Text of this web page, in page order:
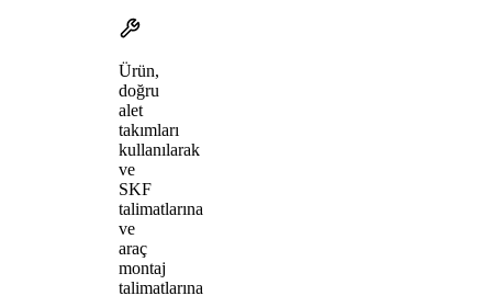
Ürün,
doğru
alet
takımları
kullanılarak
ve
SKF
talimatlarına
ve
araç
montaj
talimatlarına